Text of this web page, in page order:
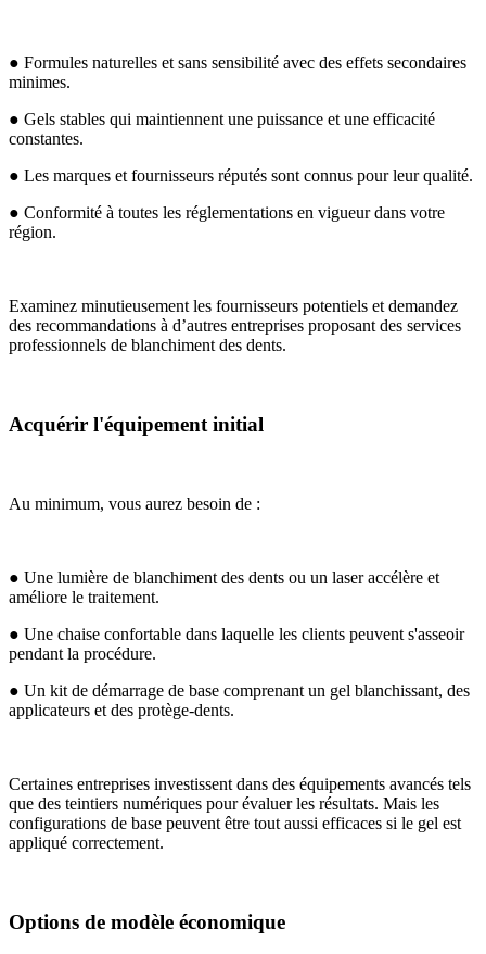
● Formules naturelles et sans sensibilité avec des effets secondaires
minimes.
● Gels stables qui maintiennent une puissance et une efficacité
constantes.
● Les marques et fournisseurs réputés sont connus pour leur qualité.
● Conformité à toutes les réglementations en vigueur dans votre
région.
Examinez minutieusement les fournisseurs potentiels et demandez
des recommandations à d’autres entreprises proposant des services
professionnels de blanchiment des dents.
Acquérir l'équipement initial
Au minimum, vous aurez besoin de :
● Une lumière de blanchiment des dents ou un laser accélère et
améliore le traitement.
● Une chaise confortable dans laquelle les clients peuvent s'asseoir
pendant la procédure.
● Un kit de démarrage de base comprenant un gel blanchissant, des
applicateurs et des protège-dents.
Certaines entreprises investissent dans des équipements avancés tels
que des teintiers numériques pour évaluer les résultats. Mais les
configurations de base peuvent être tout aussi efficaces si le gel est
appliqué correctement.
Options de modèle économique